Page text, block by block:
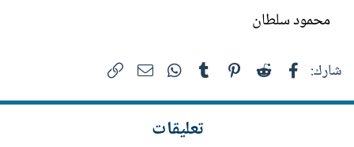
محمود سلطان
شارك: فيسبوك Reddit
Pinterest
Tumblr
WhatsAppالبريد الإلكتروني
تعليقات